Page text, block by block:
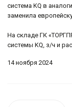
система KQ в
заменила
На складе ГК
системы KQ, з/ч и
14 ноября 2024